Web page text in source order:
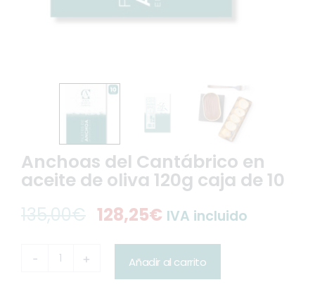
Anchoas del Cantábrico en
aceite de oliva 120g caja de 10
135,00€ El
precio
original
128,25€ El
precio
actual
IVA incluido
- + Añadir al carrito